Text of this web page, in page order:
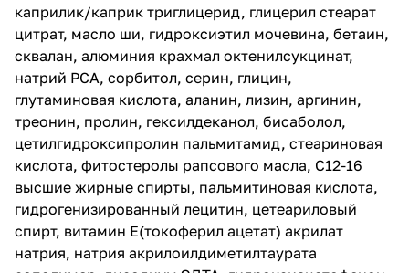
каприлик/каприк триглицерид, глицерил стеарат
цитрат, масло ши, гидроксиэтил мочевина, бетаин,
сквалан, алюминия крахмал октенилсукцинат,
натрий PCA, сорбитол, серин, глицин,
глутаминовая кислота, аланин, лизин, аргинин,
треонин, пролин, гексилдеканол, бисаболол,
цетилгидроксипролин пальмитамид, стеариновая
кислота, фитостеролы рапсового масла, С12-16
высшие жирные спирты, пальмитиновая кислота,
гидрогенизированный лецитин, цетеариловый
спирт, витамин Е(токоферил ацетат) акрилат
натрия, натрия акрилоилдиметилтаурата